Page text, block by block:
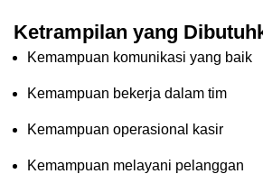
Ketrampilan yang
Kemampuan komunikasi yang baik
Kemampuan bekerja dalam tim
Kemampuan operasional kasir
Kemampuan melayani pelanggan